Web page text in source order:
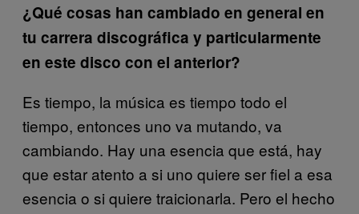
¿Qué cosas han cambiado en general en
tu carrera discográfica y particularmente
en este disco con el anterior?
Es tiempo, la música es tiempo todo el
tiempo, entonces uno va mutando, va
cambiando. Hay una esencia que está, hay
que estar atento a si uno quiere ser fiel a esa
esencia o si quiere traicionarla. Pero el hecho